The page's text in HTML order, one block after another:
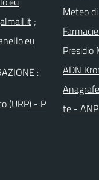
;
:
(URP) - P
Meteo
Presidio
ADN
te -